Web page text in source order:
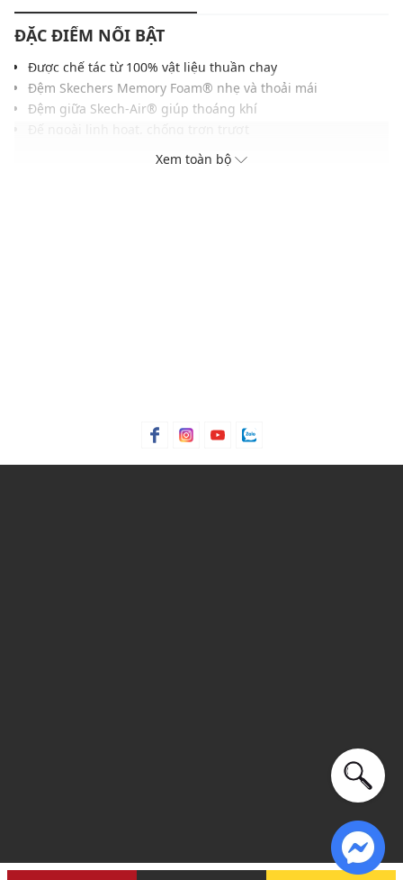
ĐẶC ĐIỂM NỔI BẬT
Được chế tác từ 100% vật liệu thuần chay
Đệm Skechers Memory Foam® nhẹ và thoải mái
Đệm giữa Skech-Air® giúp thoáng khí
Phần trên bằng lưới kỹ thuật với lớp phủ giả da và phần
Thích hợp dùng trong các dịp: Tập luyện thể thao, hoạt
Xem toàn bộ